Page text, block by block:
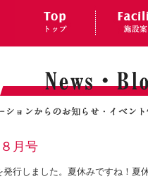
月号
行しました。夏休みですね！夏